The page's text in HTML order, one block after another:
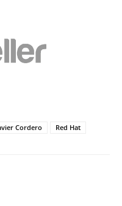
Cordero Red Hat